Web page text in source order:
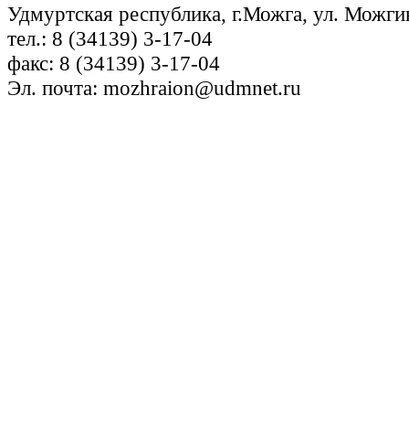
Удмуртская республика, г.Можга, ул.
тел.: 8 (34139) 3-17-04
факс: 8 (34139) 3-17-04
Эл. почта: mozhraion@udmnet.ru